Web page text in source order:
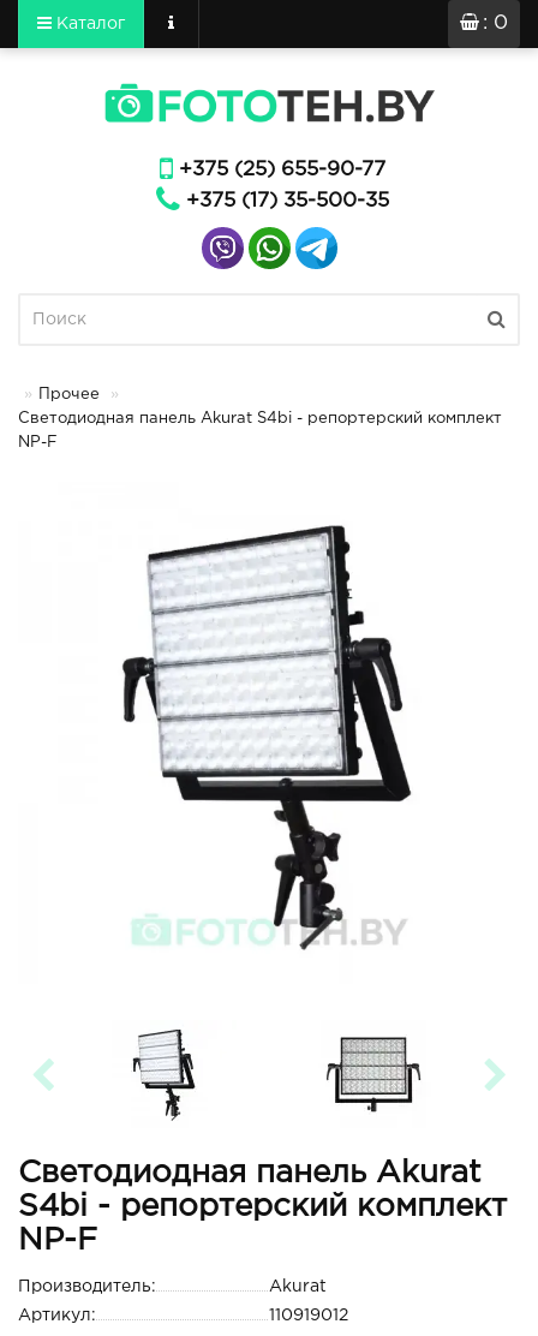
: 0
Каталог
+375 (25) 655-90-77
+375 (17) 35-500-35
Прочее
Светодиодная панель Akurat S4bi - репортерский комплект
NP-F
Светодиодная панель Akurat
S4bi - репортерский комплект
NP-F
Производитель:
Akurat
Артикул:
110919012